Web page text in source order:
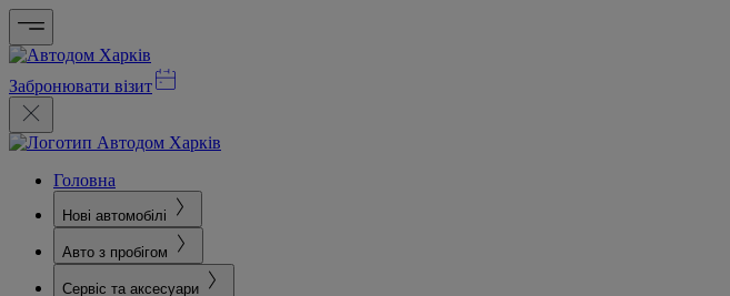
Забронювати візит
Головна
Нові автомобілі
Авто з пробігом
Сервіс та аксесуари